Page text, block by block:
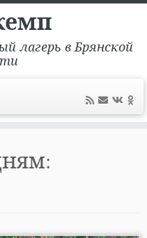
лагерь в Брянской